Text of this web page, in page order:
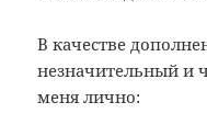
В качестве
незначительный и
меня лично: